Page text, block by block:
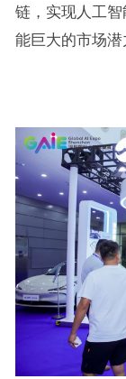
链，实现人工
能巨大的市场潜